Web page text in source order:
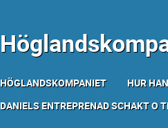
HÖGLANDSKOMPANIET HUR
DANIELS ENTREPRENAD SCHAKT O